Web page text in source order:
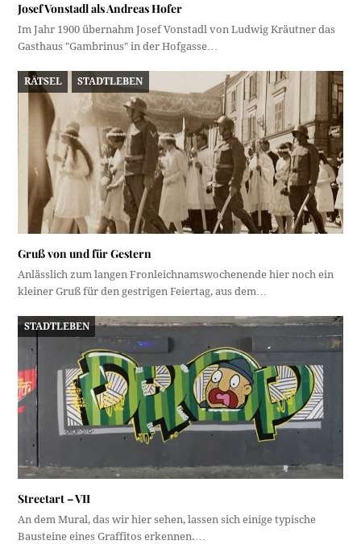
Josef Vonstadl als Andreas Hofer
Im Jahr 1900 übernahm Josef Vonstadl von Ludwig Kräutner das
Gasthaus "Gambrinus" in der Hofgasse…
RÄTSEL STADTLEBEN
Gruß von und für Gestern
Anlässlich zum langen Fronleichnamswochenende hier noch ein
kleiner Gruß für den gestrigen Feiertag, aus dem…
STADTLEBEN
Streetart – VII
An dem Mural, das wir hier sehen, lassen sich einige typische
Bausteine eines Graffitos erkennen.…